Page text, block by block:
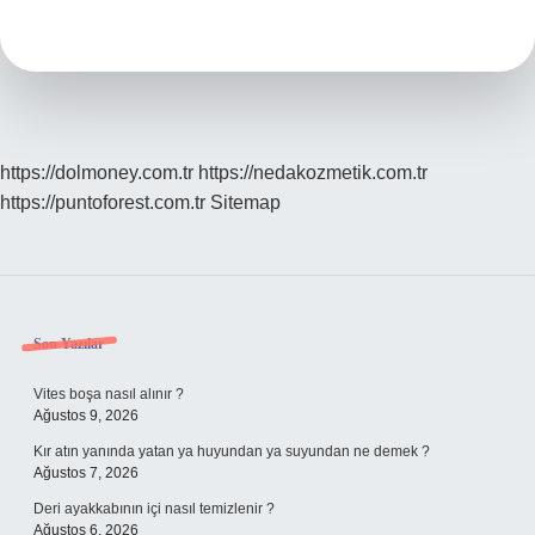
https://dolmoney.com.tr https://nedakozmetik.com.tr
https://puntoforest.com.tr Sitemap
Sidebar
Son Yazılar
Vites boşa nasıl alınır ?
Ağustos 9, 2026
Kır atın yanında yatan ya huyundan ya suyundan ne demek ?
Ağustos 7, 2026
Deri ayakkabının içi nasıl temizlenir ?
Ağustos 6, 2026